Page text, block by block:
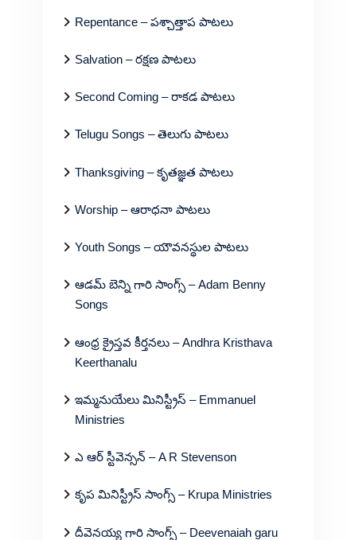
Repentance – పశ్చాత్తాప పాటలు
Salvation – రక్షణ పాటలు
Second Coming – రాకడ పాటలు
Telugu Songs – తెలుగు పాటలు
Thanksgiving – కృతజ్ఞత పాటలు
Worship – ఆరాధనా పాటలు
Youth Songs – యౌవనస్థుల పాటలు
ఆడమ్ బెన్ని గారి సాంగ్స్ – Adam Benny
Songs
ఆంధ్ర క్రైస్తవ కీర్తనలు – Andhra Kristhava
Keerthanalu
ఇమ్మనుయేలు మినిస్ట్రీస్ – Emmanuel
Ministries
ఎ ఆర్ స్టీవెన్సన్ – A R Stevenson
కృప మినిస్ట్రీస్ సాంగ్స్ – Krupa Ministries
దీవెనయ్య గారి సాంగ్స్ – Deevenaiah garu